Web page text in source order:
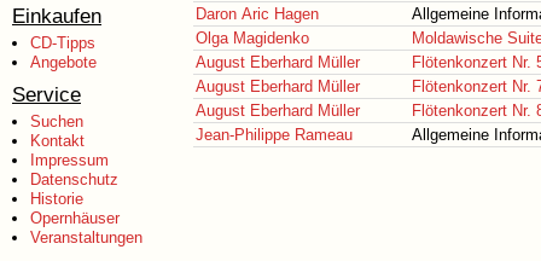
Einkaufen
CD-Tipps
Angebote
Service
Suchen
Kontakt
Impressum
Datenschutz
Historie
Opernhäuser
Veranstaltungen
Daron Aric Hagen
Allgemeine
Olga Magidenko
Moldawische
August Eberhard Müller
Flötenkonzert Nr.
August Eberhard Müller
Flötenkonzert Nr.
August Eberhard Müller
Flötenkonzert Nr.
Jean-Philippe Rameau
Allgemeine